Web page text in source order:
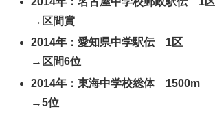
→区間賞
2014年：愛知県中学駅伝 1区
→区間6位
2014年：東海中学校総体 1500m
→5位